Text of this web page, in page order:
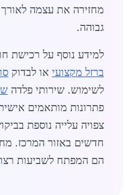
מחזירה את עצמה
גבוהה.
למידע נוסף על רכישת
ברזל מקצועי או לבדוק
לשימוש. שירותי פלדה
צפויה עלייה נוספת
חדשים באזור המרכז.
הם המפתח לשביעות